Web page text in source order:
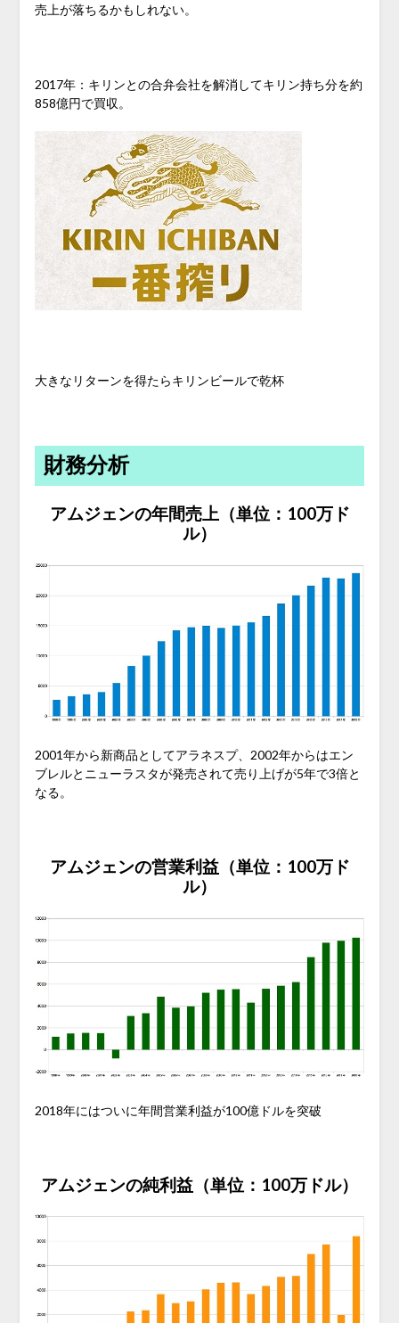
売上が落ちるかもしれない。
2017年：キリンとの合弁会社を解消してキリン持ち分を約
858億円で買収。
大きなリターンを得たらキリンビールで乾杯
財務分析
アムジェンの年間売上（単位：100万ド
ル）
2001年から新商品としてアラネスプ、2002年からはエン
ブレルとニューラスタが発売されて売り上げが5年で3倍と
なる。
アムジェンの営業利益（単位 ：100万ド
ル）
2018年にはついに年間営業利益が100億ドルを突破
アムジェンの純利益（単位：100万ドル）